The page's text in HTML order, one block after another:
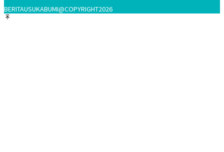
BERITAUSUKABUMI@COPYRIGHT2026